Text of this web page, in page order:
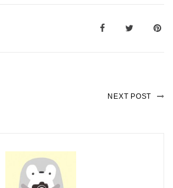
NEXT POST